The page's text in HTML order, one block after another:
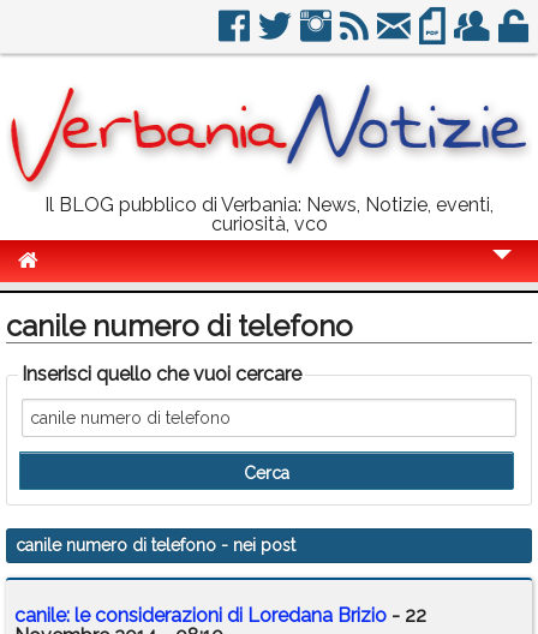
Il BLOG pubblico di Verbania: News, Notizie, eventi,
curiosità, vco
Politica
Sport
Eventi
Info Utili
Rubriche
Calendario
Annunci
canile numero di telefono
Inserisci quello che vuoi cercare
canile numero di telefono - nei post
canile: le considerazioni di Loredana Brizio - 22